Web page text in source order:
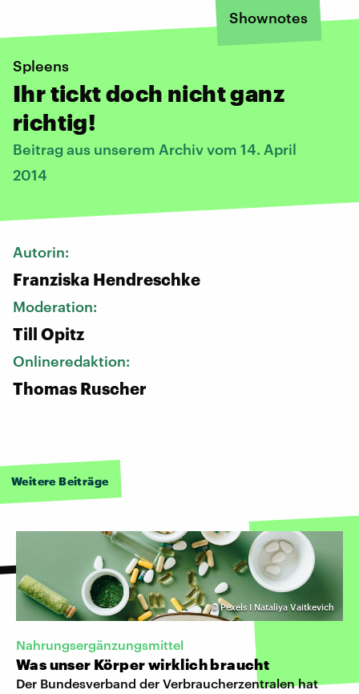
Shownotes
Spleens
Ihr tickt doch nicht ganz
richtig!
Beitrag aus unserem Archiv vom 14. April
2014
Autorin:
Franziska Hendreschke
Moderation:
Till Opitz
Onlineredaktion:
Thomas Ruscher
Weitere Beiträge
©Pexels I Nataliya Vaitkevich
Nahrungsergänzungsmittel
Was unser Körper wirklich braucht
Der Bundesverband der Verbraucherzentralen hat